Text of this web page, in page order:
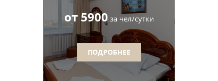
от 5900 за чел/сутки
ПОДРОБНЕЕ